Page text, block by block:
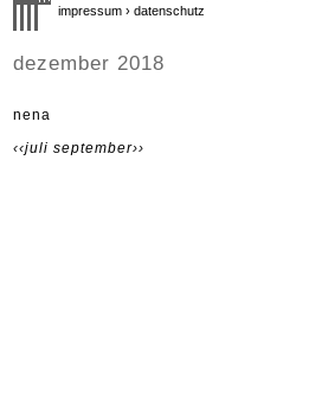
impressum › datenschutz
dezember 2018
nena
‹‹juli september››